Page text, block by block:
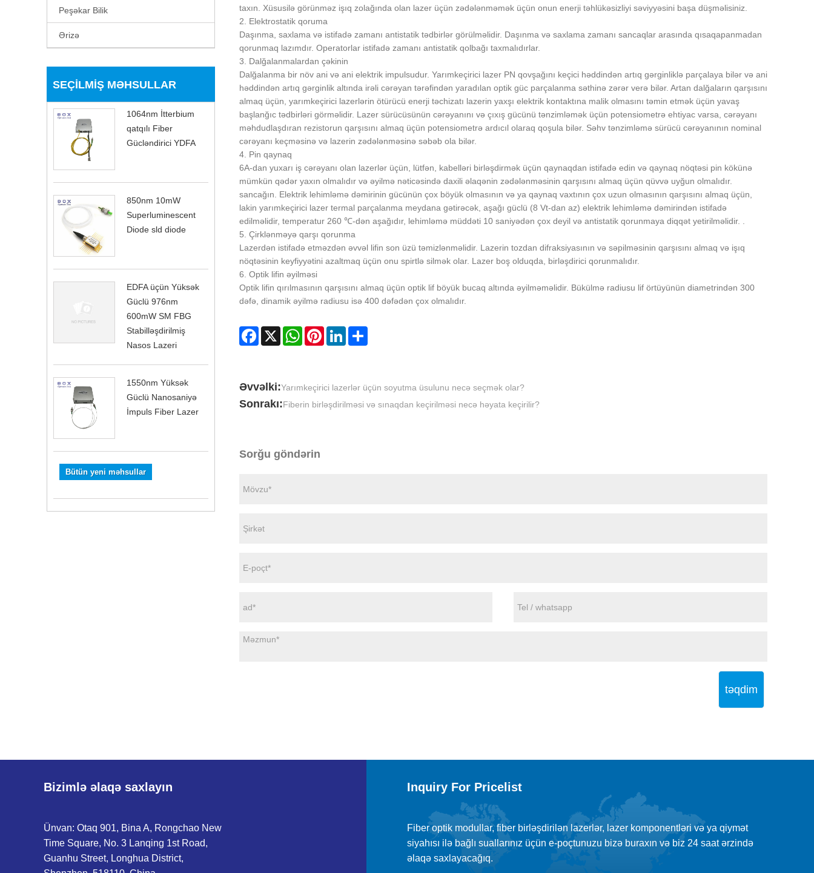
Peşəkar Bilik
Ərizə
SEÇILMIŞ MƏHSULLAR
1064nm İtterbium
qatqılı Fiber
Gücləndirici YDFA
850nm 10mW
Superluminescent
Diode sld diode
EDFA üçün Yüksək
Güclü 976nm
600mW SM FBG
Stabilləşdirilmiş
Nasos Lazeri
1550nm Yüksək
Güclü Nanosaniyə
İmpuls Fiber Lazer
Bütün yeni məhsullar
taxın. Xüsusilə görünməz işıq zolağında olan lazer üçün zədələnməmək üçün onun enerji təhlükəsizliyi səviyyəsini başa düşməlisiniz.
2. Elektrostatik qoruma
Daşınma, saxlama və istifadə zamanı antistatik tədbirlər görülməlidir. Daşınma və saxlama zamanı sancaqlar arasında qısaqapanmadan
qorunmaq lazımdır. Operatorlar istifadə zamanı antistatik qolbağı taxmalıdırlar.
3. Dalğalanmalardan çəkinin
Dalğalanma bir növ ani və ani elektrik impulsudur. Yarımkeçirici lazer PN qovşağını keçici həddindən artıq gərginliklə parçalaya bilər və ani
həddindən artıq gərginlik altında irəli cərəyan tərəfindən yaradılan optik güc parçalanma səthinə zərər verə bilər. Artan dalğaların qarşısını
almaq üçün, yarımkeçirici lazerlərin ötürücü enerji təchizatı lazerin yaxşı elektrik kontaktına malik olmasını təmin etmək üçün yavaş
başlanğıc tədbirləri görməlidir. Lazer sürücüsünün cərəyanını və çıxış gücünü tənzimləmək üçün potensiometrə ehtiyac varsa, cərəyanı
məhdudlaşdıran rezistorun qarşısını almaq üçün potensiometrə ardıcıl olaraq qoşula bilər. Səhv tənzimləmə sürücü cərəyanının nominal
cərəyanı keçməsinə və lazerin zədələnməsinə səbəb ola bilər.
4. Pin qaynaq
6A-dan yuxarı iş cərəyanı olan lazerlər üçün, lütfən, kabelləri birləşdirmək üçün qaynaqdan istifadə edin və qaynaq nöqtəsi pin kökünə
mümkün qədər yaxın olmalıdır və əyilmə nəticəsində daxili əlaqənin zədələnməsinin qarşısını almaq üçün qüvvə uyğun olmalıdır.
sancağın. Elektrik lehimləmə dəmirinin gücünün çox böyük olmasının və ya qaynaq vaxtının çox uzun olmasının qarşısını almaq üçün,
lakin yarımkeçirici lazer termal parçalanma meydana gətirəcək, aşağı güclü (8 Vt-dan az) elektrik lehimləmə dəmirindən istifadə
edilməlidir, temperatur 260 ℃-dən aşağıdır, lehimləmə müddəti 10 saniyədən çox deyil və antistatik qorunmaya diqqət yetirilməlidir. .
5. Çirklənməyə qarşı qorunma
Lazerdən istifadə etməzdən əvvəl lifin son üzü təmizlənməlidir. Lazerin tozdan difraksiyasının və səpilməsinin qarşısını almaq və işıq
nöqtəsinin keyfiyyətini azaltmaq üçün onu spirtlə silmək olar. Lazer boş olduqda, birləşdirici qorunmalıdır.
6. Optik lifin əyilməsi
Optik lifin qırılmasının qarşısını almaq üçün optik lif böyük bucaq altında əyilməməlidir. Bükülmə radiusu lif örtüyünün diametrindən 300
dəfə, dinamik əyilmə radiusu isə 400 dəfədən çox olmalıdır.
Facebook
X WhatsAppPinterestLinkedInShare
Əvvəlki:Yarımkeçirici lazerlər üçün soyutma üsulunu necə seçmək olar?
Sonrakı:Fiberin birləşdirilməsi və sınaqdan keçirilməsi necə həyata keçirilir?
Sorğu göndərin
təqdim
Bizimlə əlaqə saxlayın
Ünvan: Otaq 901, Bina A, Rongchao New
Time Square, No. 3 Lanqing 1st Road,
Guanhu Street, Longhua District,
Inquiry For Pricelist
Fiber optik modullar, fiber birləşdirilən lazerlər, lazer komponentləri və ya qiymət
siyahısı ilə bağlı suallarınız üçün e-poçtunuzu bizə buraxın və biz 24 saat ərzində
əlaqə saxlayacağıq.